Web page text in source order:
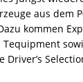
aus dem
kommen
Tequipment
Driver’s